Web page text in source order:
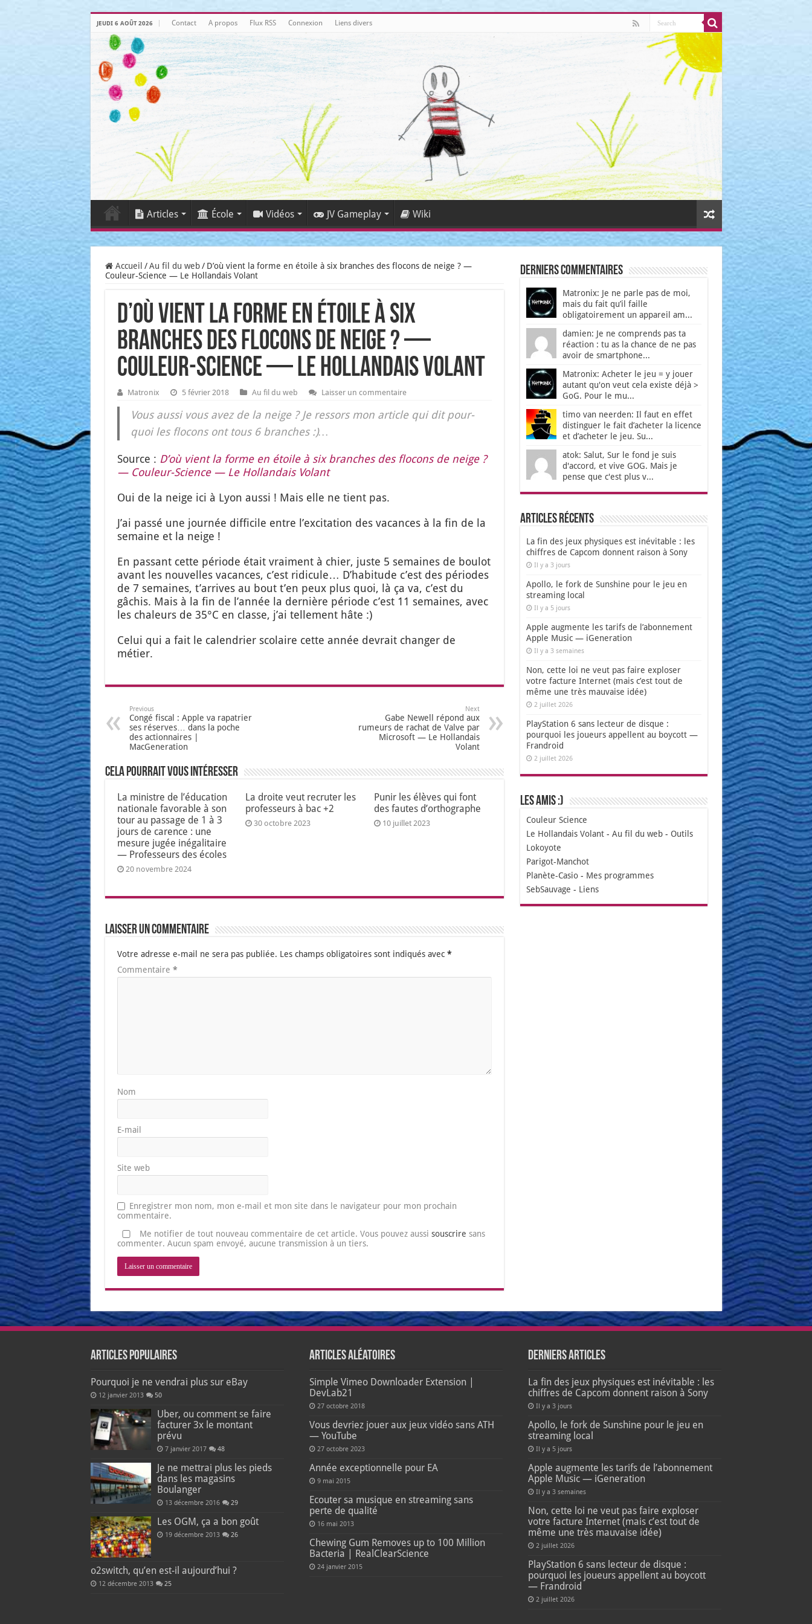
JEUDI 6 AOÛT 2026 Contact A propos Flux RSS Connexion Liens divers
Articles École Vidéos JV Gameplay Wiki
Accueil / Au fil du web / D’où vient la forme en étoile à six branches des flocons de neige ? —
Couleur-Science — Le Hollandais Volant
D’où vient la forme en étoile à six
branches des flocons de neige ? —
Couleur-Science — Le Hollandais Volant
Matronix 5 février 2018 Au fil du web Laisser un commentaire
Vous aus­si vous avez de la neige ? Je res­sors mon article qui dit pour­
quoi les flo­cons ont tous 6 branches :)…
Source : D’où vient la forme en étoile à six branches des flo­cons de neige ?
— Cou­leur-Science — Le Hol­lan­dais Volant
Oui de la neige ici à Lyon aus­si ! Mais elle ne tient pas.
J’ai pas­sé une jour­née dif­fi­cile entre l’ex­ci­ta­tion des vacances à la fin de la
semaine et la neige !
En pas­sant cette période était vrai­ment à chier, juste 5 semaines de bou­lot
avant les nou­velles vacances, c’est ridi­cule… D’ha­bi­tude c’est des périodes
de 7 semaines, t’ar­rives au bout t’en peux plus quoi, là ça va, c’est du
gâchis. Mais à la fin de l’an­née la der­nière période c’est 11 semaines, avec
les cha­leurs de 35°C en classe, j’ai tel­le­ment hâte :)
Celui qui a fait le calen­drier sco­laire cette année devrait chan­ger de
métier.
Previous
Congé fiscal : Apple va rapatrier
ses réserves… dans la poche
des actionnaires |
MacGeneration
Next
Gabe Newell répond aux
rumeurs de rachat de Valve par
Microsoft — Le Hollandais
Volant
Cela pourrait vous intéresser
La ministre de l’éducation
nationale favorable à son
tour au passage de 1 à 3
jours de carence : une
mesure jugée inégalitaire
— Professeurs des écoles
20 novembre 2024
La droite veut recruter les
professeurs à bac +2
30 octobre 2023
Punir les élèves qui font
des fautes d’orthographe
10 juillet 2023
Laisser un commentaire
Votre adresse e-mail ne sera pas publiée. Les champs obligatoires sont indiqués avec *
Commentaire *
Nom
E-mail
Site web
Enregistrer mon nom, mon e-mail et mon site dans le navigateur pour mon prochain
commentaire.
Me notifier de tout nouveau commentaire de cet article. Vous pouvez aussi souscrire sans
commenter. Aucun spam envoyé, aucune transmission à un tiers.
Derniers Commentaires
Matronix: Je ne parle pas de moi,
mais du fait qu’il faille
obligatoirement un appareil am...
damien: Je ne comprends pas ta
réaction : tu as la chance de ne pas
avoir de smartphone...
Matronix: Acheter le jeu = y jouer
autant qu'on veut cela existe déjà >
GoG. Pour le mu...
timo van neerden: Il faut en effet
distinguer le fait d’acheter la licence
et d’acheter le jeu. Su...
atok: Salut, Sur le fond je suis
d'accord, et vive GOG. Mais je
pense que c'est plus v...
Articles récents
La fin des jeux physiques est inévitable : les
chiffres de Capcom donnent raison à Sony
Il y a 3 jours
Apollo, le fork de Sunshine pour le jeu en
streaming local
Il y a 5 jours
Apple augmente les tarifs de l’abonnement
Apple Music — iGeneration
Il y a 3 semaines
Non, cette loi ne veut pas faire exploser
votre facture Internet (mais c’est tout de
même une très mauvaise idée)
2 juillet 2026
PlayStation 6 sans lecteur de disque :
pourquoi les joueurs appellent au boycott —
Frandroid
2 juillet 2026
Les amis :)
Couleur Science
Le Hollandais Volant- Au fil du web- Outils
Lokoyote
Parigot-Manchot
Planète-Casio- Mes programmes
SebSauvage - Liens
Articles populaires
Pourquoi je ne vendrai plus sur eBay
12 janvier 2013 50
Uber, ou comment se faire
facturer 3x le montant
prévu
7 janvier 2017 48
Je ne mettrai plus les pieds
dans les magasins
Boulanger
13 décembre 2016 29
Les OGM, ça a bon goût
19 décembre 2013 26
o2switch, qu’en est-il aujourd’hui ?
12 décembre 2013 25
Articles aléatoires
Simple Vimeo Downloader Extension |
DevLab21
27 octobre 2018
Vous devriez jouer aux jeux vidéo sans ATH
— YouTube
27 octobre 2023
Année exceptionnelle pour EA
9 mai 2015
Ecouter sa musique en streaming sans
perte de qualité
16 mai 2013
Chewing Gum Removes up to 100 Million
Bacteria | RealClearScience
24 janvier 2015
Derniers articles
La fin des jeux physiques est inévitable : les
chiffres de Capcom donnent raison à Sony
Il y a 3 jours
Apollo, le fork de Sunshine pour le jeu en
streaming local
Il y a 5 jours
Apple augmente les tarifs de l’abonnement
Apple Music — iGeneration
Il y a 3 semaines
Non, cette loi ne veut pas faire exploser
votre facture Internet (mais c’est tout de
même une très mauvaise idée)
2 juillet 2026
PlayStation 6 sans lecteur de disque :
pourquoi les joueurs appellent au boycott
— Frandroid
2 juillet 2026